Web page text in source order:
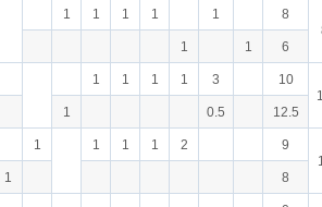
1 1 1 1 1
8
1 1 6
1 1 1 1 3
10
1 0.5 12.5
1 1 1 1 2
9
1 8